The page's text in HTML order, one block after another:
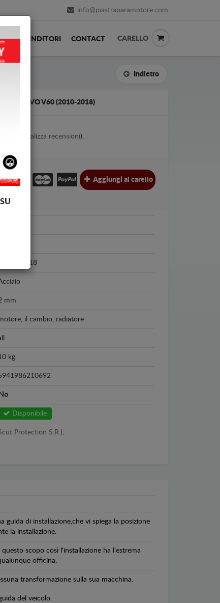
info@piastraparamotore.com
RIVENDITORI CONTACT CARELLO
Indietro
VOLVO V60 (2010-2018)
Visualizza recensioni).
Aggiungi al carello
2010 - 2018
mm
il cambio, radiatore
kg
No
Disponibile
Protection S.R.L
guida di installazione,che vi spiega la posizione
la installazione.
scopo così l'installazione ha l'estrema
officina.
transformazione sulla sua macchina.
del veicolo.